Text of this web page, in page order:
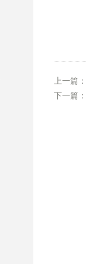
上一篇：
下一篇：